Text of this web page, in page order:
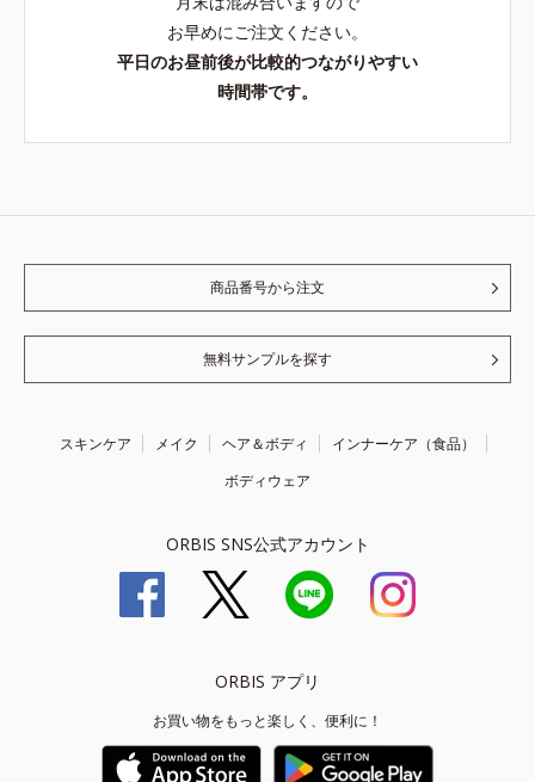
お早めにご注文ください。
平日のお昼前後が比較的つながりやすい
時間帯です。
商品番号から注文
無料サンプルを探す
スキンケア メイク ヘア＆ボディ
インナーケア（食品）
ボディウェア
ORBIS SNS公式アカウント
ORBIS アプリ
お買い物をもっと楽しく、便利に！